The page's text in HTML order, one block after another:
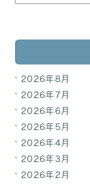
2026年8月
2026年7月
2026年6月
2026年5月
2026年4月
2026年3月
2026年2月